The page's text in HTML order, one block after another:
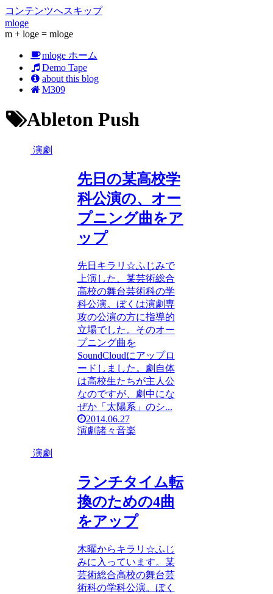
コンテンツへスキップ
mloge
m + loge = mloge
mloge ホーム
Demo Tape
about this blog
M309
Ableton Push
演劇
先日の某高校学
科公演の、オー
プニング曲をア
ップ
先日キラリ☆ふじみで
上演した、某芸術総合
高校の舞台芸術科の学
科公演。ぼくは演劇専
攻の公演の方に指導的
立場でした。そのオー
プニング曲を
SoundCloudにアップロ
ードしました。劇自体
は高校生たちが主人公
なのですが、劇中にな
ぜか「太陽系」のシ...
2014.06.27
演劇諸々音楽
演劇
ランチタイム転
換のための4曲
をアップ
木曜からキラリ☆ふじ
みに入っています。某
芸術総合高校の舞台芸
術科の学科公演。ぼく